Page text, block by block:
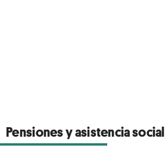
Pensiones y asistencia social